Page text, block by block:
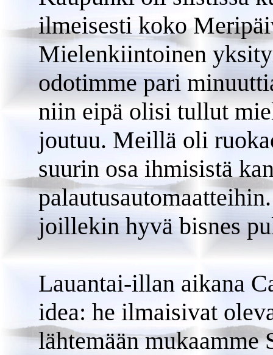
ilmeisesti koko
Mielenkiintoinen
odotimme pari
niin eipä olisi tullut
joutuu. Meillä oli
suurin osa ihmisistä
joillekin hyvä bisnes
Lauantai-illan aikana
idea: he ilmaisivat
lähtemään mukaamme